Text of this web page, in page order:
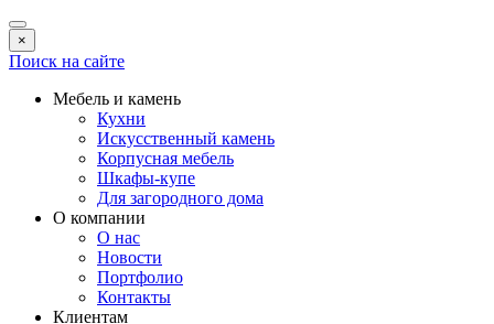
×
Поиск на сайте
Мебель и камень
Кухни
Искусственный камень
Корпусная мебель
Шкафы-купе
Для загородного дома
О компании
О нас
Новости
Портфолио
Контакты
Клиентам